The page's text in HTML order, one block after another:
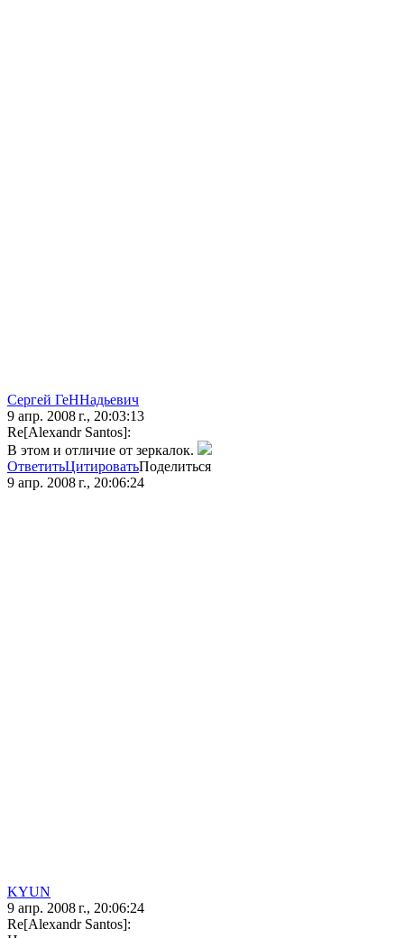
Сергей ГеННадьевич
9 апр. 2008 г., 20:03:13
Re[Alexandr Santos]:
В этом и отличие от зеркалок.
ОтветитьЦитироватьПоделиться
9 апр. 2008 г., 20:06:24
KYUN
9 апр. 2008 г., 20:06:24
Re[Alexandr Santos]: